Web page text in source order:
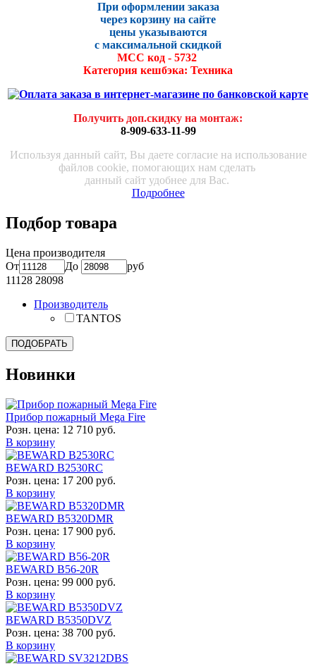
При оформлении заказа
через корзину на сайте
цены указываются
с максимальной скидкой
МСС код - 5732
Категория кешбэка: Техника
Получить доп.скидку на монтаж:
8-909-633-11-99
Используя данный сайт, Вы даете согласие на использование
файлов cookie, помогающих нам сделать
данный сайт удобнее для Вас.
Подробнее
Подбор товара
Цена производителя
От
До
руб
11128 28098
Производитель
TANTOS
Новинки
Прибор пожарный Mega Fire
Розн. цена: 12 710 руб.
В корзину
BEWARD B2530RC
Розн. цена: 17 200 руб.
В корзину
BEWARD B5320DMR
Розн. цена: 17 900 руб.
В корзину
BEWARD B56-20R
Розн. цена: 99 000 руб.
В корзину
BEWARD B5350DVZ
Розн. цена: 38 700 руб.
В корзину